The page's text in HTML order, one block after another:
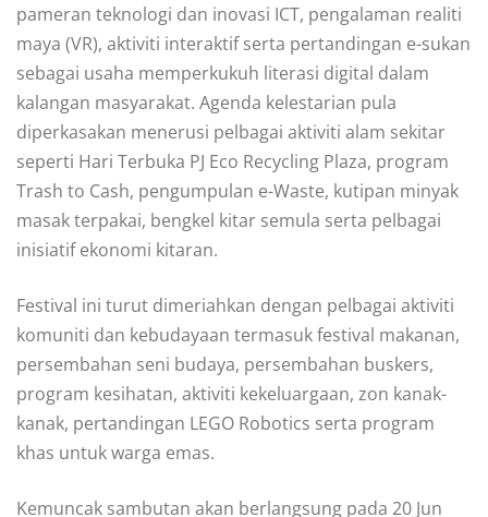
pameran teknologi dan inovasi ICT, pengalaman realiti
maya (VR), aktiviti interaktif serta pertandingan e-sukan
sebagai usaha memperkukuh literasi digital dalam
kalangan masyarakat. Agenda kelestarian pula
diperkasakan menerusi pelbagai aktiviti alam sekitar
seperti Hari Terbuka PJ Eco Recycling Plaza, program
Trash to Cash, pengumpulan e-Waste, kutipan minyak
masak terpakai, bengkel kitar semula serta pelbagai
inisiatif ekonomi kitaran.
Festival ini turut dimeriahkan dengan pelbagai aktiviti
komuniti dan kebudayaan termasuk festival makanan,
persembahan seni budaya, persembahan buskers,
program kesihatan, aktiviti kekeluargaan, zon kanak-
kanak, pertandingan LEGO Robotics serta program
khas untuk warga emas.
Kemuncak sambutan akan berlangsung pada 20 Jun